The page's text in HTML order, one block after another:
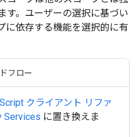
す。ユーザーの選択に基づい
に依存する機能を選択的に有
フロー
クライアント リファ
Services に置き換えま